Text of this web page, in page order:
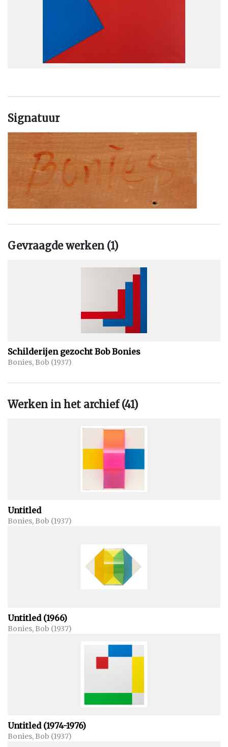
Signatuur
Gevraagde werken (1)
Schilderijen gezocht Bob Bonies
Bonies, Bob (1937)
Werken in het archief (41)
Untitled
Bonies, Bob (1937)
Untitled (1966)
Bonies, Bob (1937)
Untitled (1974-1976)
Bonies, Bob (1937)